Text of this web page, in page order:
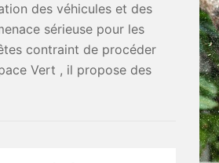
des véhicules et des
sérieuse pour les
contraint de procéder
Vert , il propose des